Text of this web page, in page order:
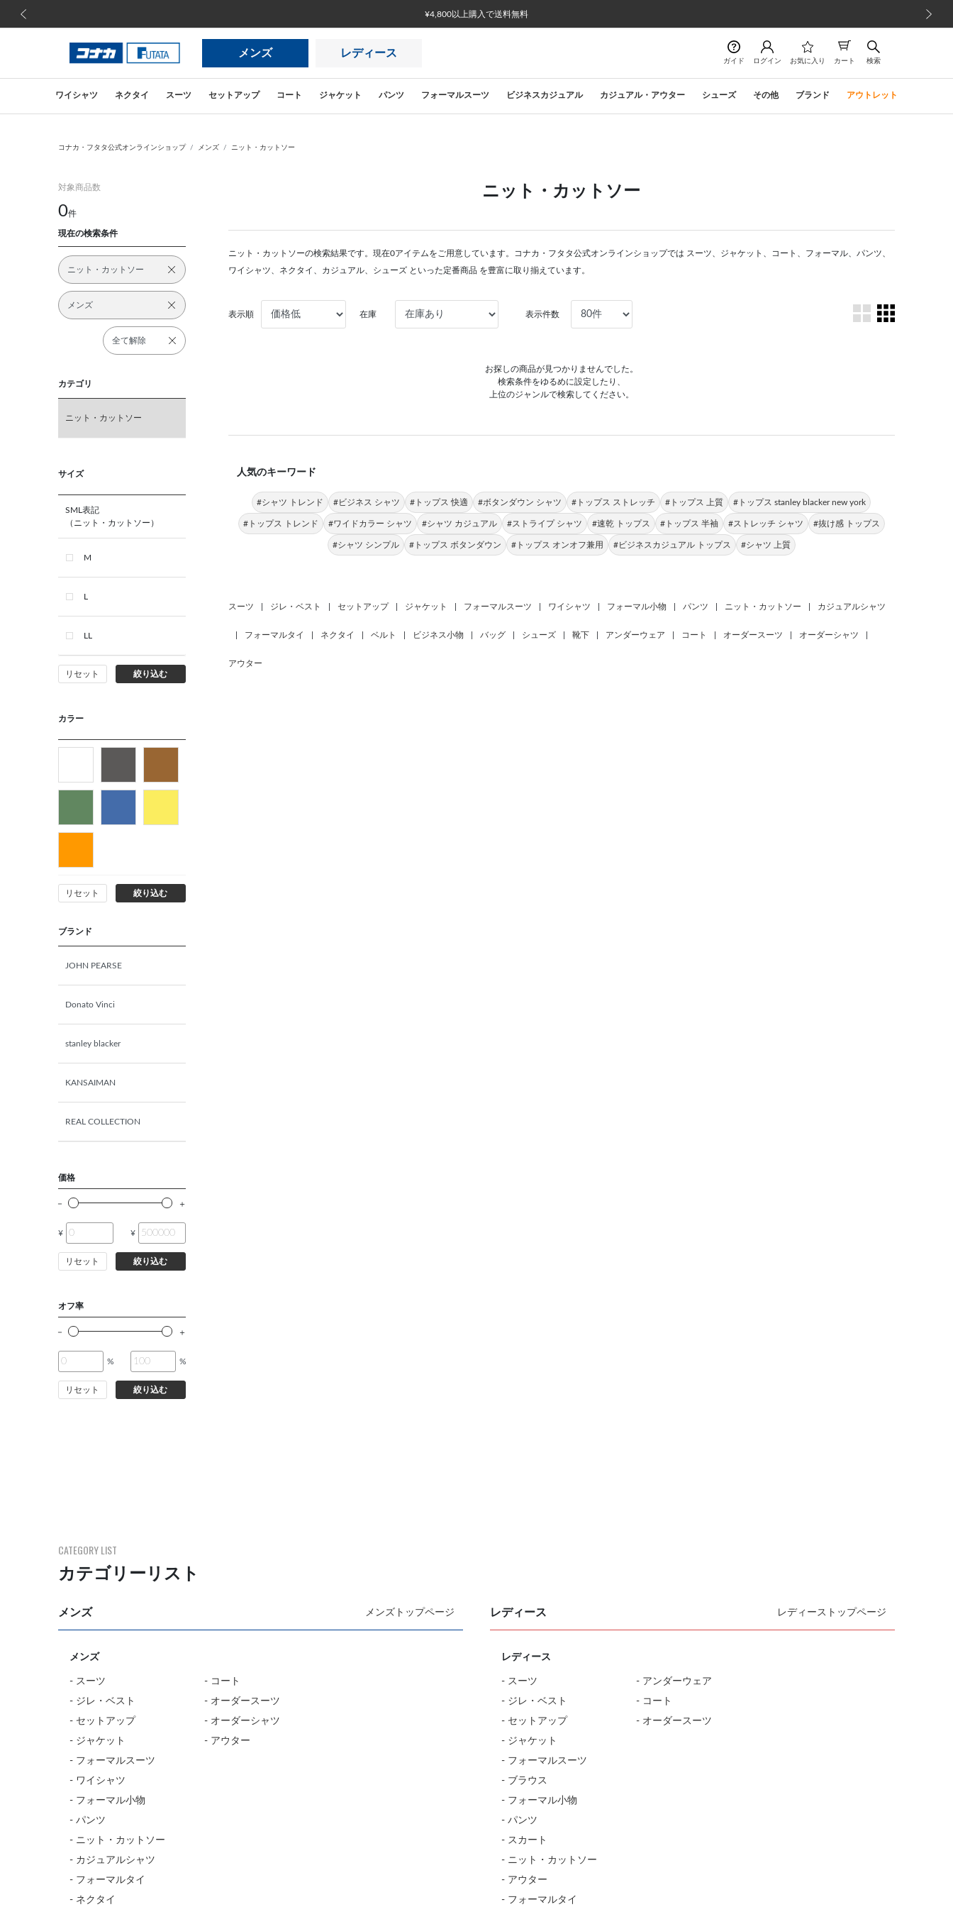
¥4,800以上購入で送料無料
メンズ レディース
ガイド ログイン お気に入り カート 検索
ワイシャツ ネクタイ スーツ セットアップ コート ジャケット パンツ フォーマルスーツ ビジネスカジュアル カジュアル・アウター シューズ その他 ブランド アウトレット
コナカ・フタタ公式オンラインショップ メンズ ニット・カットソー
対象商品数
0件
現在の検索条件
ニット・カットソー
メンズ
全て解除
カテゴリ
ニット・カットソー
サイズ
SML表記
（ニット・カットソー）
M
L
LL
リセット 絞り込む
カラー
リセット 絞り込む
ブランド
JOHN PEARSE
Donato Vinci
stanley blacker
KANSAIMAN
REAL COLLECTION
価格
¥ ¥
リセット 絞り込む
オフ率
% %
リセット 絞り込む
ニット・カットソー
ニット・カットソーの検索結果です。現在0アイテムをご用意しています。コナカ・フタタ公式オンラインショップでは スーツ、ジャケット、コート、フォーマル、パンツ、
ワイシャツ、ネクタイ、カジュアル、シューズ といった定番商品 を豊富に取り揃えています。
表示順 在庫 表示件数
お探しの商品が見つかりませんでした。
検索条件をゆるめに設定したり、
上位のジャンルで検索してください。
人気のキーワード
#シャツ トレンド #ビジネス シャツ #トップス 快適 #ボタンダウン シャツ #トップス ストレッチ #トップス 上質 #トップス stanley blacker new york
#トップス トレンド #ワイドカラー シャツ #シャツ カジュアル #ストライプ シャツ #速乾 トップス #トップス 半袖 #ストレッチ シャツ #抜け感 トップス
#シャツ シンプル #トップス ボタンダウン #トップス オンオフ兼用 #ビジネスカジュアル トップス #シャツ 上質
スーツ ジレ・ベスト セットアップ ジャケット フォーマルスーツ ワイシャツ フォーマル小物 パンツ ニット・カットソー カジュアルシャツ
フォーマルタイ ネクタイ ベルト ビジネス小物 バッグ シューズ 靴下 アンダーウェア コート オーダースーツ オーダーシャツ
アウター
CATEGORY LIST
カテゴリーリスト
メンズ メンズトップページ
メンズ
- スーツ
- ジレ・ベスト
- セットアップ
- ジャケット
- フォーマルスーツ
- ワイシャツ
- フォーマル小物
- パンツ
- ニット・カットソー
- カジュアルシャツ
- フォーマルタイ
- ネクタイ
- コート
- オーダースーツ
- オーダーシャツ
- アウター
レディース レディーストップページ
レディース
- スーツ
- ジレ・ベスト
- セットアップ
- ジャケット
- フォーマルスーツ
- ブラウス
- フォーマル小物
- パンツ
- スカート
- ニット・カットソー
- アウター
- フォーマルタイ
- アンダーウェア
- コート
- オーダースーツ